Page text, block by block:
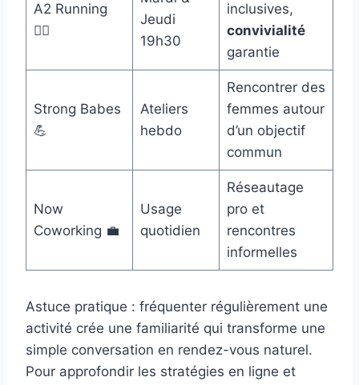
A2 Running
🏃‍♂️
Jeudi
19h30
inclusives,
convivialité
garantie
Strong Babes
💪
Ateliers
hebdo
Rencontrer des
femmes autour
d’un objectif
commun
Now
Coworking 💼
Usage
quotidien
Réseautage
pro et
rencontres
informelles
Astuce pratique : fréquenter régulièrement une
activité crée une familiarité qui transforme une
simple conversation en rendez-vous naturel.
Pour approfondir les stratégies en ligne et